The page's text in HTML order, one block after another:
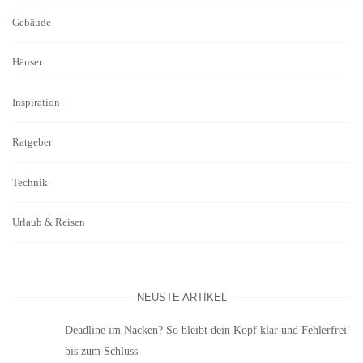
Gebäude
Häuser
Inspiration
Ratgeber
Technik
Urlaub & Reisen
NEUSTE ARTIKEL
Deadline im Nacken? So bleibt dein Kopf klar und Fehlerfrei
bis zum Schluss